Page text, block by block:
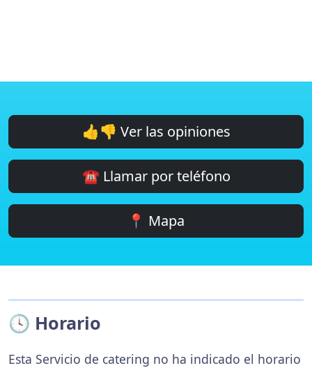
👍👎 Ver las opiniones
☎️ Llamar por teléfono
📍 Mapa
🕓 Horario
Esta Servicio de catering no ha indicado el horario